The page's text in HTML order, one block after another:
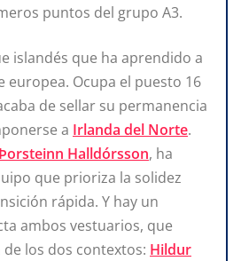
puntos del grupo A3.
islandés que ha aprendido a
europea. Ocupa el puesto 16
de sellar su permanencia
a Irlanda del Norte.
Þorsteinn Halldórsson, ha
que prioriza la solidez
rápida. Y hay un
ambos vestuarios, que
los dos contextos: Hildur